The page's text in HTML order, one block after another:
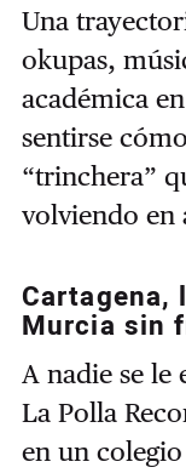
Una
okupas,
académica
sentirse
“trinchera”
volviendo en
Cartagena,
Murcia sin
A nadie se le
La Polla
en un